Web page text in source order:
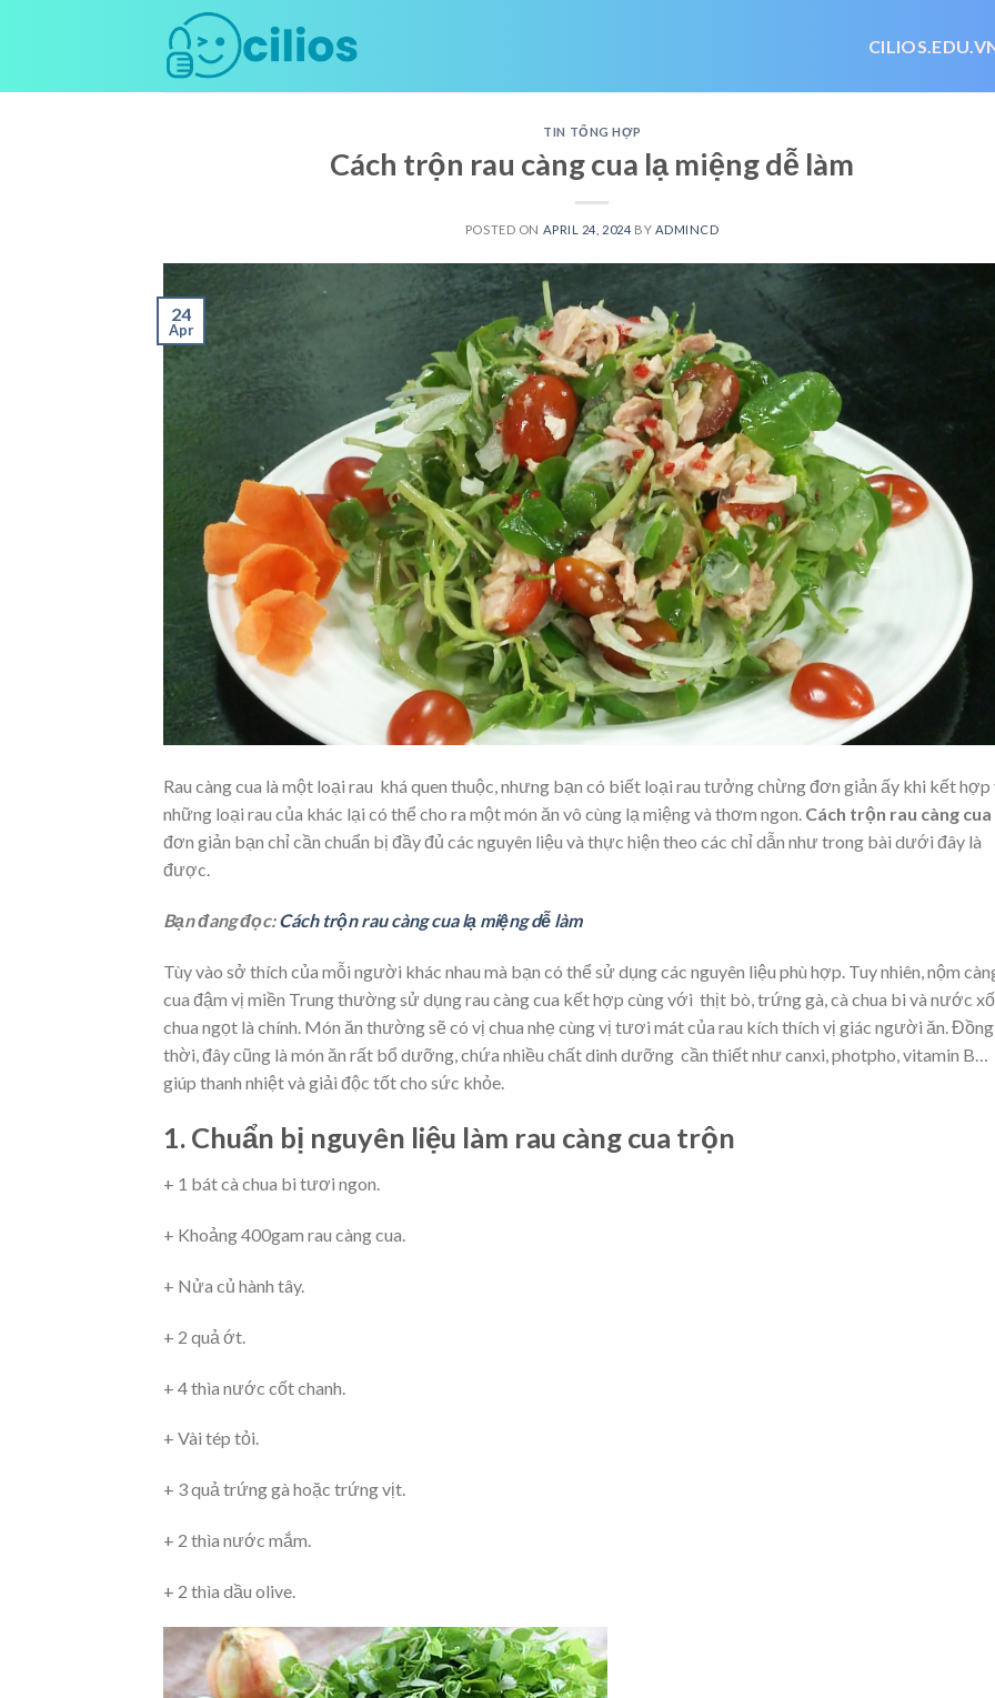
TIN TỔNG HỢP
Cách trộn rau càng cua lạ miệng dễ làm
POSTED ON APRIL 24, 2024 BY ADMINCD
24
Apr
Rau càng cua là một loại rau khá quen thuộc, nhưng bạn có biết loại rau tưởng chừng đơn giản ấy khi kết
những loại rau của khác lại có thể cho ra một món ăn vô cùng lạ miệng và thơm ngon. Cách trộn rau càng cua
đơn giản bạn chỉ cần chuẩn bị đầy đủ các nguyên liệu và thực hiện theo các chỉ dẫn như trong bài dưới đây là
được.
Bạn đang đọc:Cách trộn rau càng cua lạ miệng dễ làm
Tùy vào sở thích của mỗi người khác nhau mà bạn có thể sử dụng các nguyên liệu phù hợp. Tuy nhiên, nộm
cua đậm vị miền Trung thường sử dụng rau càng cua kết hợp cùng với thịt bò, trứng gà, cà chua bi và nước
chua ngọt là chính. Món ăn thường sẽ có vị chua nhẹ cùng vị tươi mát của rau kích thích vị giác người ăn. Đồng
thời, đây cũng là món ăn rất bổ dưỡng, chứa nhiều chất dinh dưỡng cần thiết như canxi, photpho, vitamin B…
giúp thanh nhiệt và giải độc tốt cho sức khỏe.
1. Chuẩn bị nguyên liệu làm rau càng cua trộn
+ 1 bát cà chua bi tươi ngon.
+ Khoảng 400gam rau càng cua.
+ Nửa củ hành tây.
+ 2 quả ớt.
+ 4 thìa nước cốt chanh.
+ Vài tép tỏi.
+ 3 quả trứng gà hoặc trứng vịt.
+ 2 thìa nước mắm.
+ 2 thìa dầu olive.